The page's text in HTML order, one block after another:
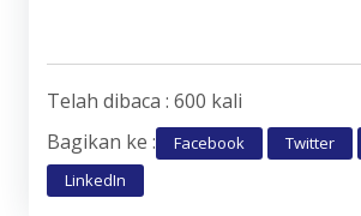
Telah dibaca : 600 kali
Bagikan ke :
Facebook Twitter
LinkedIn